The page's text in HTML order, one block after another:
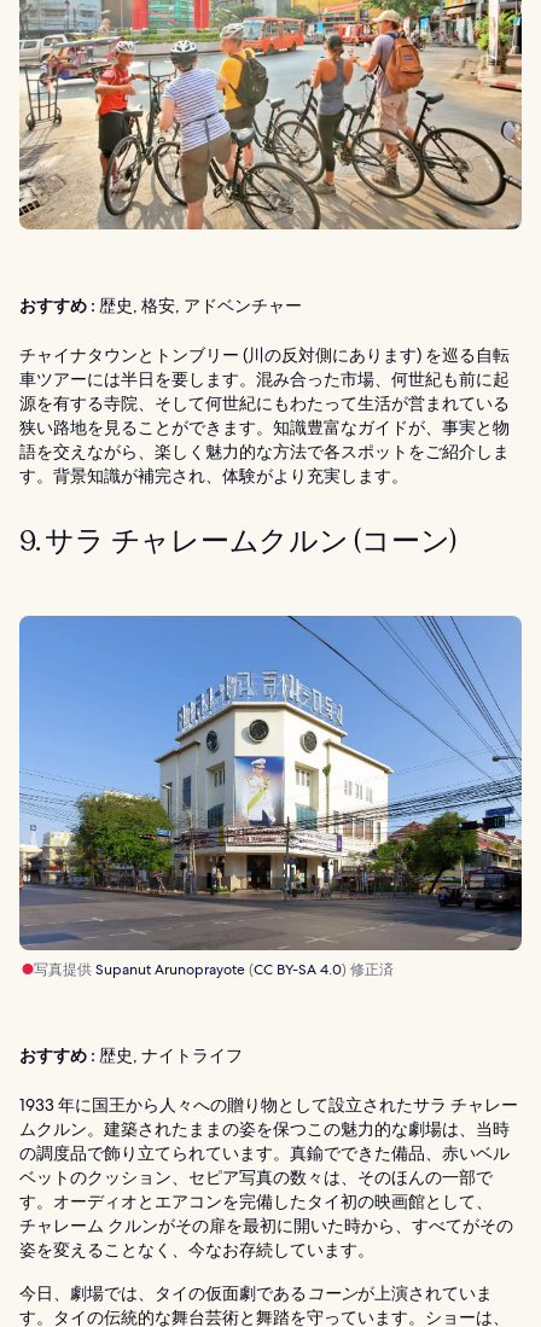
おすすめ : 歴史, 格安, アドベンチャー
チャイナタウンとトンブリー (川の反対側にあります) を巡る自転
車ツアーには半日を要します。混み合った市場、何世紀も前に起
源を有する寺院、そして何世紀にもわたって生活が営まれている
狭い路地を見ることができます。知識豊富なガイドが、事実と物
語を交えながら、楽しく魅力的な方法で各スポットをご紹介しま
す。背景知識が補完され、体験がより充実します。
9. サラ チャレームクルン (コーン)
写真提供Supanut Arunoprayote(CC BY-SA 4.0) 修正済
おすすめ : 歴史, ナイトライフ
1933 年に国王から人々への贈り物として設立されたサラ チャレー
ムクルン。建築されたままの姿を保つこの魅力的な劇場は、当時
の調度品で飾り立てられています。真鍮でできた備品、赤いベル
ベットのクッション、セピア写真の数々は、そのほんの一部で
す。オーディオとエアコンを完備したタイ初の映画館として、
チャレーム クルンがその扉を最初に開いた時から、すべてがその
姿を変えることなく、今なお存続しています。
今日、劇場では、タイの仮面劇であるコーンが上演されていま
す。タイの伝統的な舞台芸術と舞踏を守っています。ショーは、